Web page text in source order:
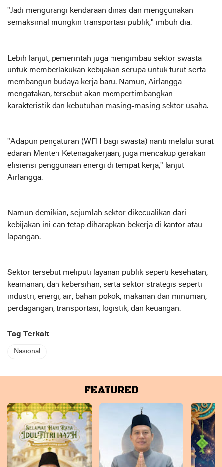
"Jadi mengurangi kendaraan dinas dan menggunakan
semaksimal mungkin transportasi publik," imbuh dia.
Lebih lanjut, pemerintah juga mengimbau sektor swasta
untuk memberlakukan kebijakan serupa untuk turut serta
membangun budaya kerja baru. Namun, Airlangga
mengatakan, tersebut akan mempertimbangkan
karakteristik dan kebutuhan masing-masing sektor usaha.
"Adapun pengaturan (WFH bagi swasta) nanti melalui surat
edaran Menteri Ketenagakerjaan, juga mencakup gerakan
efisiensi penggunaan energi di tempat kerja," lanjut
Airlangga.
Namun demikian, sejumlah sektor dikecualikan dari
kebijakan ini dan tetap diharapkan bekerja di kantor atau
lapangan.
Sektor tersebut meliputi layanan publik seperti kesehatan,
keamanan, dan kebersihan, serta sektor strategis seperti
industri, energi, air, bahan pokok, makanan dan minuman,
perdagangan, transportasi, logistik, dan keuangan.
Tag Terkait
Nasional
FEATURED